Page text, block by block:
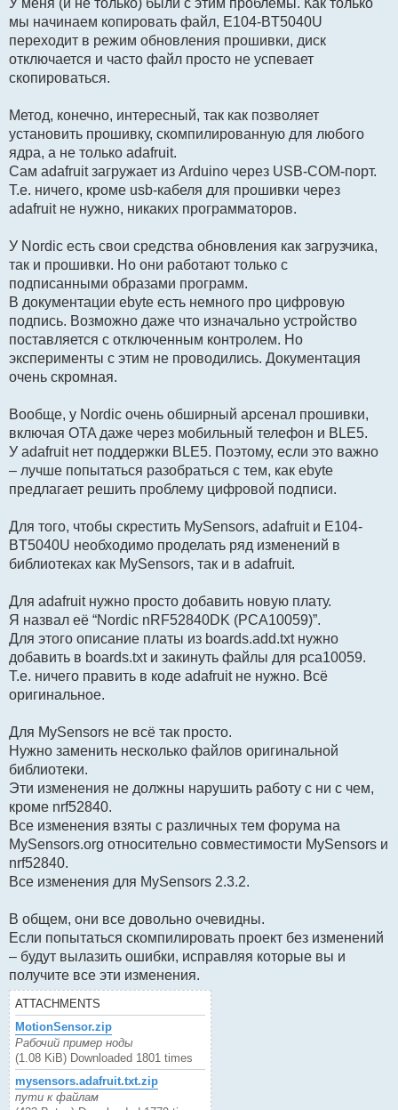
У меня (и не только) были с этим проблемы. Как только
мы начинаем копировать файл, E104-BT5040U
переходит в режим обновления прошивки, диск
отключается и часто файл просто не успевает
скопироваться.
Метод, конечно, интересный, так как позволяет
установить прошивку, скомпилированную для любого
ядра, а не только adafruit.
Сам adafruit загружает из Arduino через USB-COM-порт.
Т.е. ничего, кроме usb-кабеля для прошивки через
adafruit не нужно, никаких программаторов.
У Nordic есть свои средства обновления как загрузчика,
так и прошивки. Но они работают только с
подписанными образами программ.
В документации ebyte есть немного про цифровую
подпись. Возможно даже что изначально устройство
поставляется с отключенным контролем. Но
эксперименты с этим не проводились. Документация
очень скромная.
Вообще, у Nordic очень обширный арсенал прошивки,
включая OTA даже через мобильный телефон и BLE5.
У adafruit нет поддержки BLE5. Поэтому, если это важно
– лучше попытаться разобраться с тем, как ebyte
предлагает решить проблему цифровой подписи.
Для того, чтобы скрестить MySensors, adafruit и E104-
BT5040U необходимо проделать ряд изменений в
библиотеках как MySensors, так и в adafruit.
Для adafruit нужно просто добавить новую плату.
Я назвал её “Nordic nRF52840DK (PCA10059)”.
Для этого описание платы из boards.add.txt нужно
добавить в boards.txt и закинуть файлы для pca10059.
Т.е. ничего править в коде adafruit не нужно. Всё
оригинальное.
Для MySensors не всё так просто.
Нужно заменить несколько файлов оригинальной
библиотеки.
Эти изменения не должны нарушить работу с ни с чем,
кроме nrf52840.
Все изменения взяты с различных тем форума на
MySensors.org относительно совместимости MySensors и
nrf52840.
Все изменения для MySensors 2.3.2.
В общем, они все довольно очевидны.
Если попытаться скомпилировать проект без изменений
– будут вылазить ошибки, исправляя которые вы и
получите все эти изменения.
ATTACHMENTS
MotionSensor.zip
Рабочий пример ноды
(1.08 KiB) Downloaded 1801 times
mysensors.adafruit.txt.zip
пути к файлам